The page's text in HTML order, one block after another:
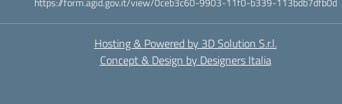
Hosting & Powered by 3D Solution S.r.l.
Concept & Design by Designers Italia